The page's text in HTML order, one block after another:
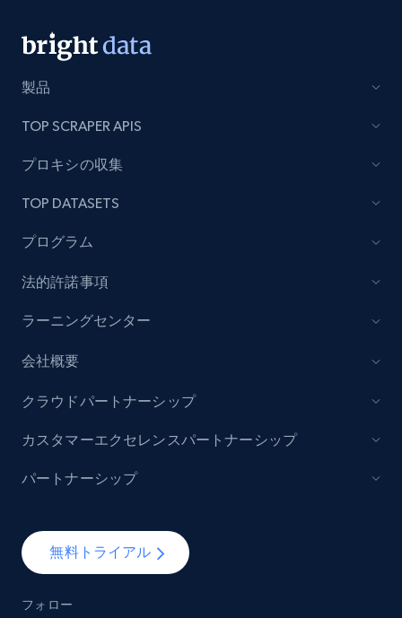
Lazada - Products
price, Currency, Stock, and more.
keyword
URL, Title, Rating, Reviews, Initial price, Final
Lazada - Products - Discover products by
category URL or brand URL
URL, Title, Rating, Reviews, Initial price, Final
製品
TOP SCRAPER APIS
プロキシの収集
TOP DATASETS
プログラム
法的許諾事項
ラーニングセンター
会社概要
無料トライアル
フォロー
クラウドパートナーシップ
カスタマーエクセレンスパートナーシップ
パートナーシップ